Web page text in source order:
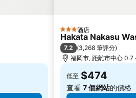
3 星級酒店
Hakata Nakasu
7.2 (3,268 筆評分)
福岡市, 距離市中心 0.7
低至 $474
查看 7 個網站的價格